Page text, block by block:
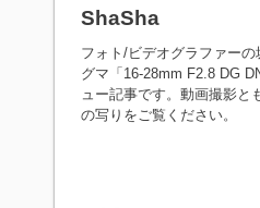
ShaSha
フォト/ビデオグラファー
グマ「16-28mm F2.8 DG
ュー記事です。動画撮影と
の写りをご覧ください。